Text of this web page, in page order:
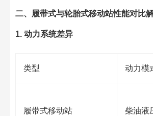
二、履带式与轮胎式移动站性能对比
1. 动力系统差异​
类型​ 动力模
履带式移动站​ 柴油液